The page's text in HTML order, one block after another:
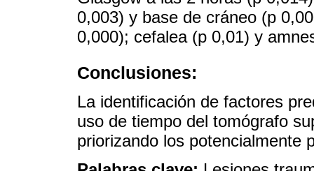
0,003) y base de cráneo (p
0,000); cefalea (p 0,01) y
Conclusiones:
La identificación de factores
uso de tiempo del tomógrafo
priorizando los potencialmente